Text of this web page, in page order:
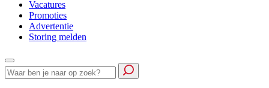
Vacatures
Promoties
Advertentie
Storing melden